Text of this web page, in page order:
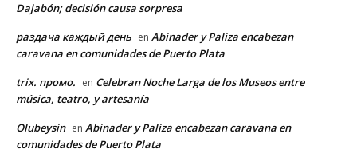
Dajabón; decisión causa sorpresa
раздача каждый день en Abinader y Paliza encabezan
caravana en comunidades de Puerto Plata
trix. промо. en Celebran Noche Larga de los Museos entre
música, teatro, y artesanía
Olubeysin en Abinader y Paliza encabezan caravana en
comunidades de Puerto Plata